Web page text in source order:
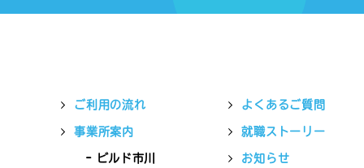
ご利用の流れ
事業所案内
ビルド市川
よくあるご質問
就職ストーリー
お知らせ